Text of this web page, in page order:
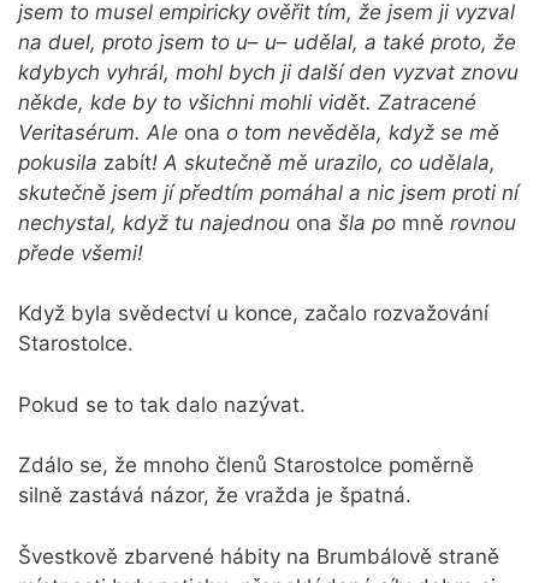
jsem to musel empiricky ověřit tím, že jsem ji vyzval
na duel, proto jsem to u– u– udělal, a také proto, že
kdybych vyhrál, mohl bych ji další den vyzvat znovu
někde, kde by to všichni mohli vidět. Zatracené
Veritasérum. Ale ona o tom nevěděla, když se mě
pokusila zabít! A skutečně mě urazilo, co udělala,
skutečně jsem jí předtím pomáhal a nic jsem proti ní
nechystal, když tu najednou ona šla po mně rovnou
přede všemi!
Když byla svědectví u konce, začalo rozvažování
Starostolce.
Pokud se to tak dalo nazývat.
Zdálo se, že mnoho členů Starostolce poměrně
silně zastává názor, že vražda je špatná.
Švestkově zbarvené hábity na Brumbálově straně